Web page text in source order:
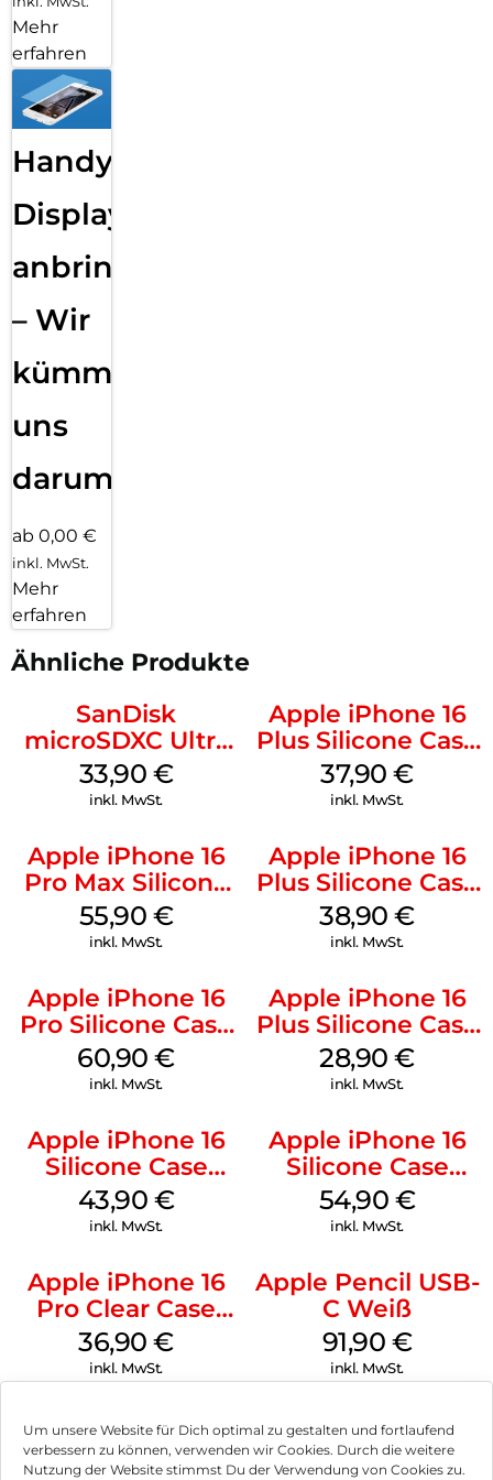
Um unsere Website für Dich optimal zu gestalten und fortlaufend
verbessern zu können, verwenden wir Cookies. Durch die weitere
Nutzung der Website stimmst Du der Verwendung von Cookies zu.
Mehr
erfahren
Handy
Displayfolie
anbringen
– Wir
kümmern
uns
darum!
ab 0,00 €
inkl. MwSt.
Mehr
erfahren
Ähnliche Produkte
SanDisk
microSDXC Ultra
128 GB + Adapter
Mobile
33,90 €
inkl. MwSt.
Apple iPhone 16
Plus Silicone Case
MagSafe Lake
Green
37,90€
inkl. MwSt.
Apple iPhone 16
Pro Max Silicone
Case MagSafe
Stone Gray
55,90 €
inkl. MwSt.
Apple iPhone 16
Plus Silicone Case
MagSafe Denim
38,90€
inkl. MwSt.
Apple iPhone 16
Pro Silicone Case
MagSafe Stone
Gray
60,90€
inkl. MwSt.
Apple iPhone 16
Plus Silicone Case
MagSafe Black
28,90€
inkl. MwSt.
Apple iPhone 16
Silicone Case
MagSafe Plum
43,90 €
inkl. MwSt.
Apple iPhone 16
Silicone Case
MagSafe Black
54,90 €
inkl. MwSt.
Apple iPhone 16
Pro Clear Case
MagSafe
Transparent
36,90€
inkl. MwSt.
Apple Pencil USB-
C Weiß
91,90 €
inkl. MwSt.